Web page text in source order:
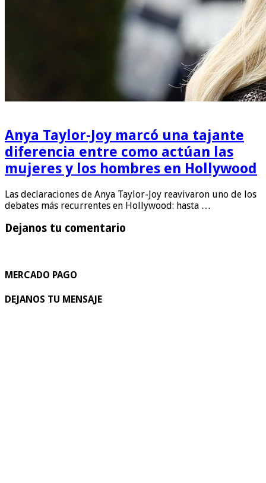
Anya Taylor-Joy marcó una tajante
diferencia entre como actúan las
mujeres y los hombres en Hollywood
Las declaraciones de Anya Taylor-Joy reavivaron uno de los
debates más recurrentes en Hollywood: hasta …
Dejanos tu comentario
MERCADO PAGO
DEJANOS TU MENSAJE